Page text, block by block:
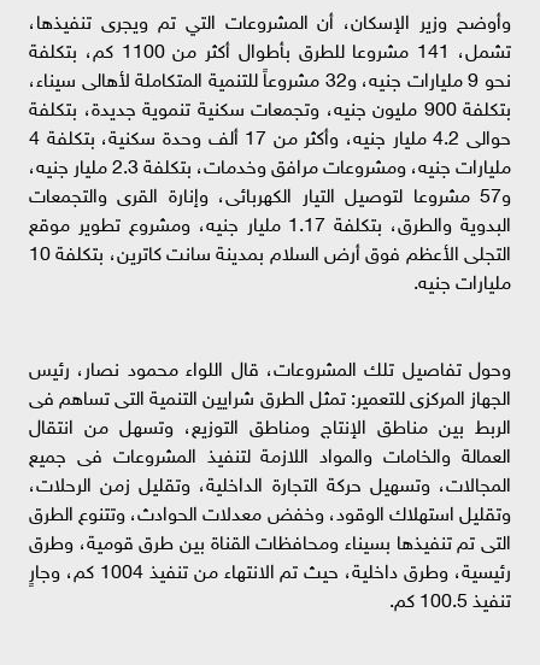
وأوضح وزير الإسكان، أن المشروعات التي تم ويجرى تنفيذها،
تشمل، 141 مشروعا للطرق بأطوال أكثر من 1100 كم، بتكلفة
نحو 9 مليارات جنيه، و32 مشروعاً للتنمية المتكاملة لأهالى سيناء،
بتكلفة 900 مليون جنيه، وتجمعات سكنية تنموية جديدة، بتكلفة
حوالى 4.2 مليار جنيه، وأكثر من 17 ألف وحدة سكنية، بتكلفة 4
مليارات جنيه، ومشروعات مرافق وخدمات، بتكلفة 2.3 مليار جنيه،
و57 مشروعا لتوصيل التيار الكهربائى، وإنارة القرى والتجمعات
البدوية والطرق، بتكلفة 1.17 مليار جنيه، ومشروع تطوير موقع
التجلى الأعظم فوق أرض السلام بمدينة سانت كاترين، بتكلفة 10
مليارات جنيه.
وحول تفاصيل تلك المشروعات، قال اللواء محمود نصار، رئيس
الجهاز المركزى للتعمير: تمثل الطرق شرايين التنمية التى تساهم فى
الربط بين مناطق الإنتاج ومناطق التوزيع، وتسهل من انتقال
العمالة والخامات والمواد اللازمة لتنفيذ المشروعات فى جميع
المجالات، وتسهيل حركة التجارة الداخلية، وتقليل زمن الرحلات،
وتقليل استهلاك الوقود، وخفض معدلات الحوادث، وتتنوع الطرق
التى تم تنفيذها بسيناء ومحافظات القناة بين طرق قومية، وطرق
رئيسية، وطرق داخلية، حيث تم الانتهاء من تنفيذ 1004 كم، وجارٍ
تنفيذ 100.5 كم.